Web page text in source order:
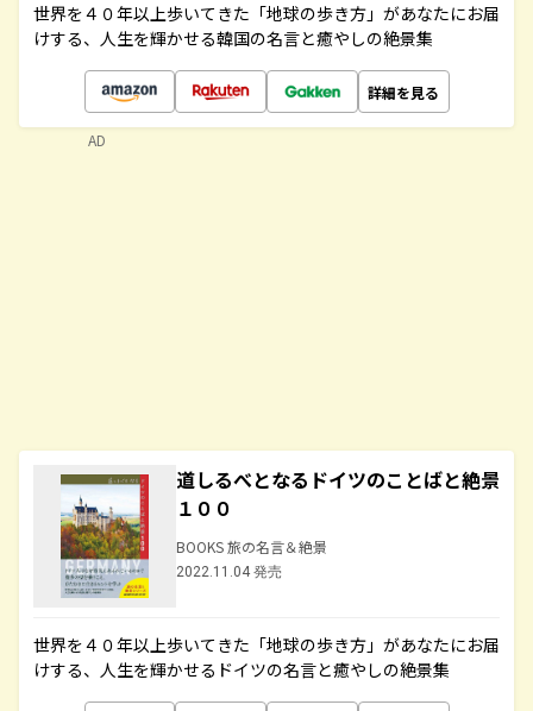
世界を４０年以上歩いてきた「地球の歩き方」があなたにお届
けする、人生を輝かせる韓国の名言と癒やしの絶景集
詳細を見る
道しるべとなるドイツのことばと絶景
１００
BOOKS 旅の名言＆絶景
2022.11.04 発売
世界を４０年以上歩いてきた「地球の歩き方」があなたにお届
けする、人生を輝かせるドイツの名言と癒やしの絶景集
AD